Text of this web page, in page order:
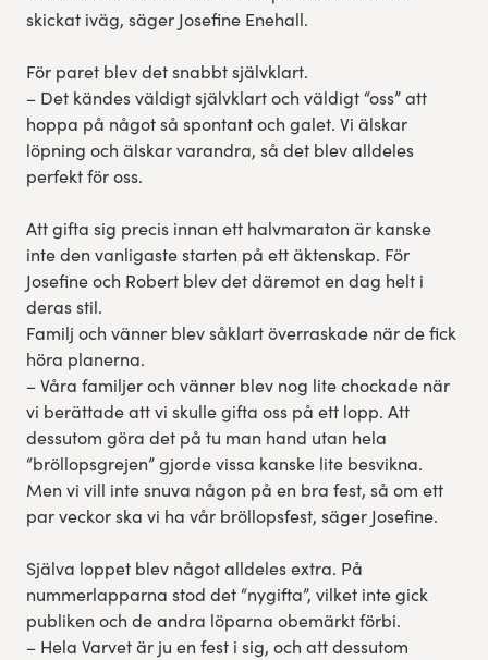
skickat iväg, säger Josefine Enehall.
För paret blev det snabbt självklart.
– Det kändes väldigt självklart och väldigt “oss” att
hoppa på något så spontant och galet. Vi älskar
löpning och älskar varandra, så det blev alldeles
perfekt för oss.
Att gifta sig precis innan ett halvmaraton är kanske
inte den vanligaste starten på ett äktenskap. För
Josefine och Robert blev det däremot en dag helt i
deras stil.
Familj och vänner blev såklart överraskade när de fick
höra planerna.
– Våra familjer och vänner blev nog lite chockade när
vi berättade att vi skulle gifta oss på ett lopp. Att
dessutom göra det på tu man hand utan hela
“bröllopsgrejen” gjorde vissa kanske lite besvikna.
Men vi vill inte snuva någon på en bra fest, så om ett
par veckor ska vi ha vår bröllopsfest, säger Josefine.
Själva loppet blev något alldeles extra. På
nummerlapparna stod det “nygifta”, vilket inte gick
publiken och de andra löparna obemärkt förbi.
– Hela Varvet är ju en fest i sig, och att dessutom